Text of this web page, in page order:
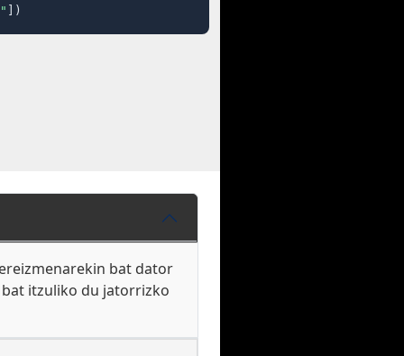
])
bat dator
bat itzuliko du jatorrizko